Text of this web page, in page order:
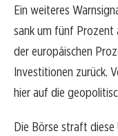
Ein weiteres
sank um fünf Prozent
der europäischen
Investitionen zurück.
hier auf die
Die Börse straft